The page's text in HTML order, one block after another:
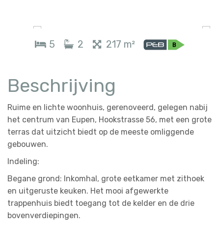
5 2 217 m²
Beschrijving
Ruime en lichte woonhuis, gerenoveerd, gelegen nabij
het centrum van Eupen, Hookstrasse 56, met een grote
terras dat uitzicht biedt op de meeste omliggende
gebouwen.
Indeling:
Begane grond: Inkomhal, grote eetkamer met zithoek
en uitgeruste keuken. Het mooi afgewerkte
trappenhuis biedt toegang tot de kelder en de drie
bovenverdiepingen.